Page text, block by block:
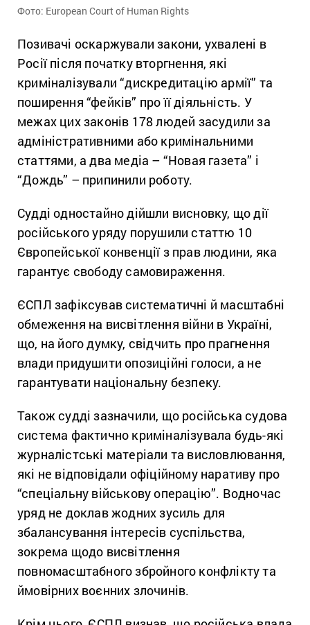
Фото: European Court of Human Rights
Позивачі оскаржували закони, ухвалені в
Росії після початку вторгнення, які
криміналізували “дискредитацію армії” та
поширення “фейків” про її діяльність. У
межах цих законів 178 людей засудили за
адміністративними або кримінальними
статтями, а два медіа – “Новая газета” і
“Дождь” – припинили роботу.
Судді одностайно дійшли висновку, що дії
російського уряду порушили статтю 10
Європейської конвенції з прав людини, яка
гарантує свободу самовираження.
ЄСПЛ зафіксував систематичні й масштабні
обмеження на висвітлення війни в Україні,
що, на його думку, свідчить про прагнення
влади придушити опозиційні голоси, а не
гарантувати національну безпеку.
Також судді зазначили, що російська судова
система фактично криміналізувала будь-які
журналістські матеріали та висловлювання,
які не відповідали офіційному наративу про
“спеціальну військову операцію”. Водночас
уряд не доклав жодних зусиль для
збалансування інтересів суспільства,
зокрема щодо висвітлення
повномасштабного збройного конфлікту та
ймовірних воєнних злочинів.